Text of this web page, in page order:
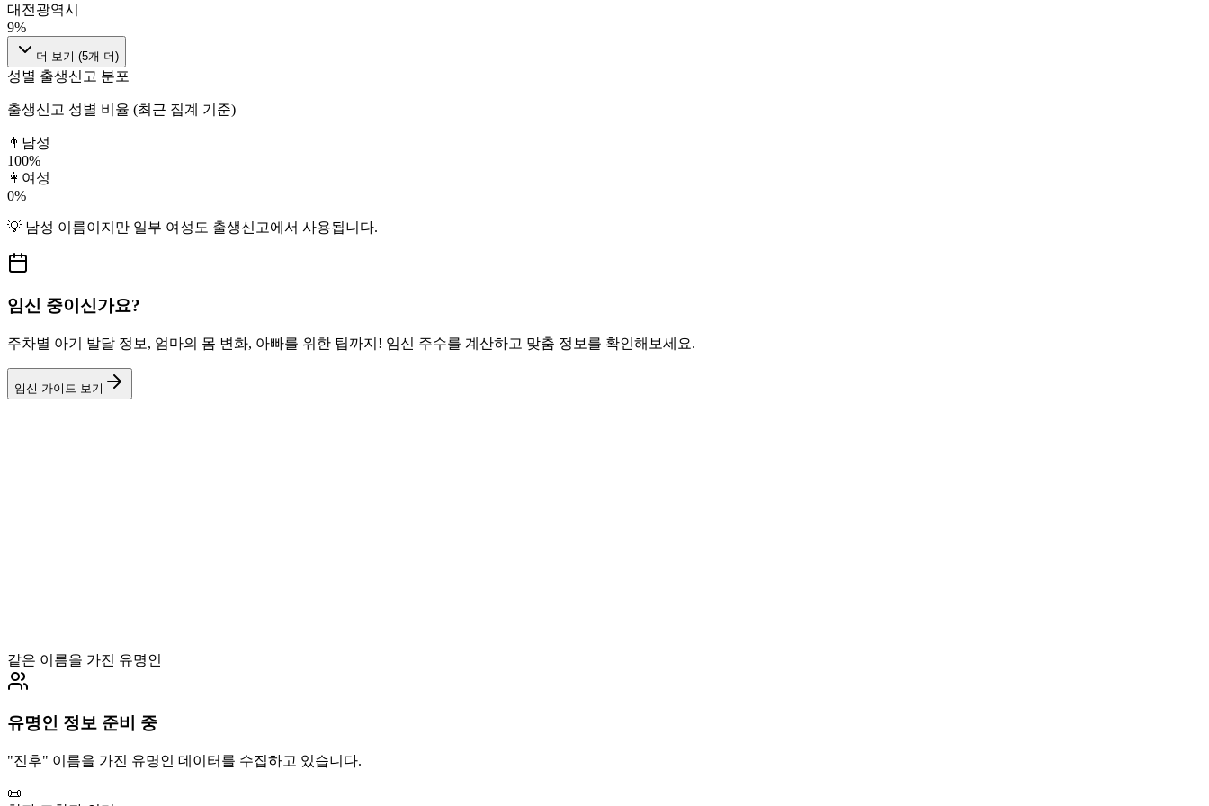
대전광역시
9%
더 보기 (5개 더)
성별 출생신고 분포
출생신고 성별 비율 (최근 집계 기준)
👨 남성
100%
👩 여성
0%
💡 남성 이름이지만 일부 여성도 출생신고에서 사용됩니다.
임신 중이신가요?
주차별 아기 발달 정보, 엄마의 몸 변화, 아빠를 위한 팁까지! 임신 주수를 계산하고 맞춤 정보를 확인해보세요.
임신 가이드 보기
같은 이름을 가진 유명인
유명인 정보 준비 중
"진후" 이름을 가진 유명인 데이터를 수집하고 있습니다.
📜